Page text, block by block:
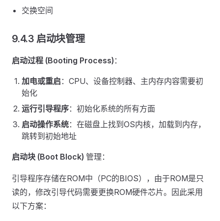
交换空间
9.4.3 启动块管理
启动过程 (Booting Process) ：
加电或重启 ：CPU、设备控制器、主内存内容需要初
始化
运行引导程序：初始化系统的所有方面
启动操作系统：在磁盘上找到OS内核，加载到内存，
跳转到初始地址
启动块 (Boot Block) 管理：
引导程序存储在ROM中（PC的BIOS），由于ROM是只
读的，修改引导代码需要更换ROM硬件芯片。因此采用
以下方案：